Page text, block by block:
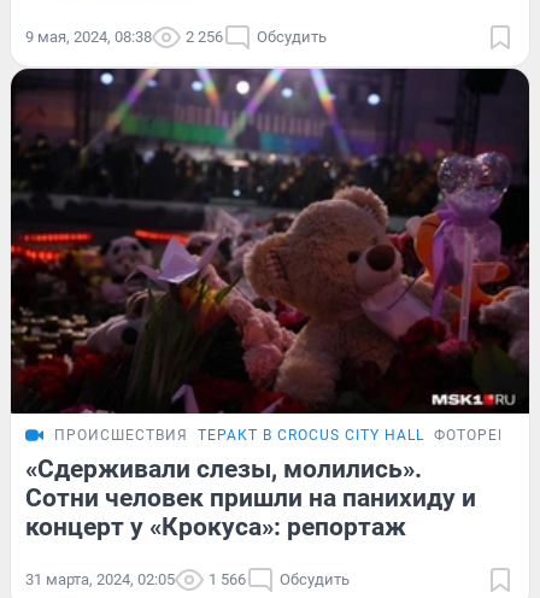
9 мая, 2024, 08:38 2 256 Обсудить
ПРОИСШЕСТВИЯ ТЕРАКТ В CROCUS CITY HALL
«Сдерживали слезы, молились».
Сотни человек пришли на панихиду и
концерт у «Крокуса»: репортаж
31 марта, 2024, 02:05 1 566 Обсудить